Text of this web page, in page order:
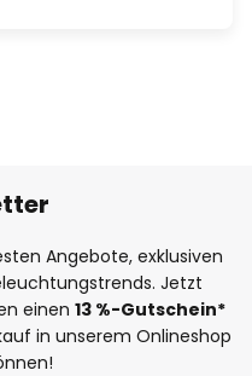
Angebote, exklusiven
Jetzt
einen 13 %-Gutschein*
in unserem Onlineshop